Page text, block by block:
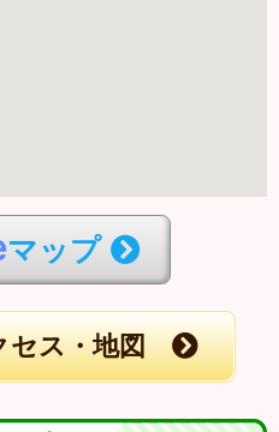
マップ
セス・地図